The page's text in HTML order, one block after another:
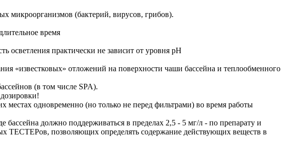
микроорганизмов (бактерий, вирусов, грибов).
время
осветления практически не зависит от уровня рН
«известковых» отложений на поверхности чаши бассейна и теплообменного
(в том числе SPA).
местах одновременно (но только не перед фильтрами) во время работы
должно поддерживаться в пределах 2,5 - 5 мг/л - по препарату и
ТЕСТЕРов, позволяющих определять содержание действующих веществ в